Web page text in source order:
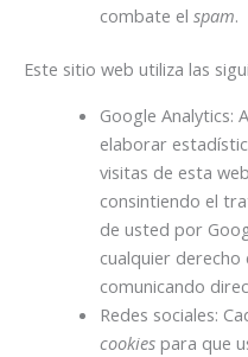
combate el spam.
Este sitio web utiliza las
Google Analytics:
elaborar
visitas de esta
consintiendo el
de usted por
cualquier
comunicando
Redes sociales:
cookiespara que